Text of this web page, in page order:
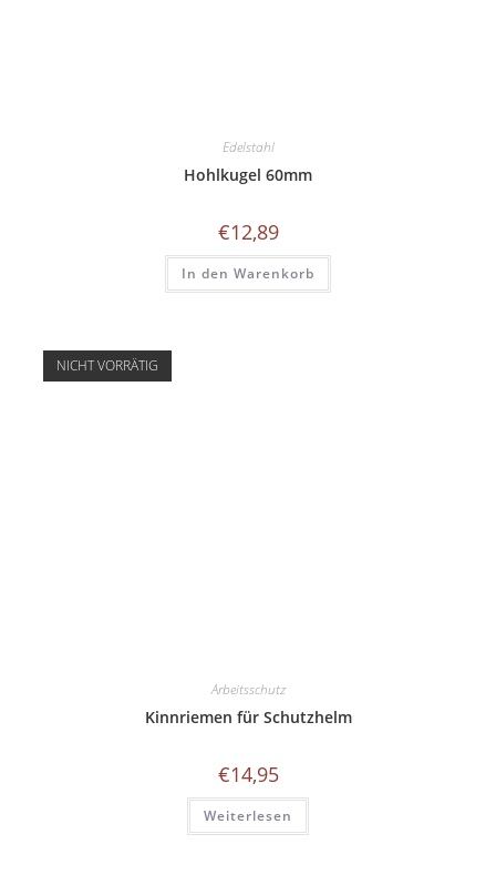
Edelstahl
Hohlkugel 60mm
€12,89
In den Warenkorb
NICHT VORRÄTIG
Arbeitsschutz
Kinnriemen für Schutzhelm
€14,95
Weiterlesen